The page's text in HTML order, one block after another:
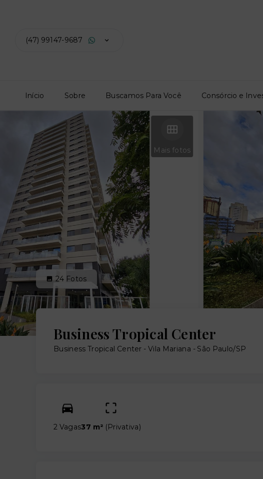
(47) 99147-9687
Início Sobre Buscamos Para Você Consórcio e
Mais fotos
24 Fotos
Business Tropical Center
Business Tropical Center -Vila Mariana - São Paulo/SP
2 Vagas37 m² (Privativa)